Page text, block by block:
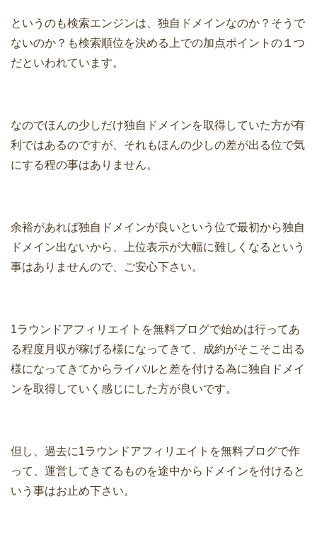
というのも検索エンジンは、独自ドメインなのか？そうで
ないのか？も検索順位を決める上での加点ポイントの１つ
だといわれています。
なのでほんの少しだけ独自ドメインを取得していた方が有
利ではあるのですが、それもほんの少しの差が出る位で気
にする程の事はありません。
余裕があれば独自ドメインが良いという位で最初から独自
ドメイン出ないから、上位表示が大幅に難しくなるという
事はありませんので、ご安心下さい。
1ラウンドアフィリエイトを無料ブログで始めは行ってあ
る程度月収が稼げる様になってきて、成約がそこそこ出る
様になってきてからライバルと差を付ける為に独自ドメイ
ンを取得していく感じにした方が良いです。
但し、過去に1ラウンドアフィリエイトを無料ブログで作
って、運営してきてるものを途中からドメインを付けると
いう事はお止め下さい。